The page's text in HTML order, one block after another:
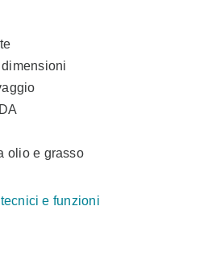
olio e grasso
e funzioni